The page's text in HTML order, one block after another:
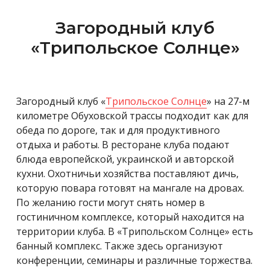
Загородный клуб
«Трипольское Солнце»
Загородный клуб «Трипольское Солнце» на 27-м
километре Обуховской трассы подходит как для
обеда по дороге, так и для продуктивного
отдыха и работы. В ресторане клуба подают
блюда европейской, украинской и авторской
кухни. Охотничьи хозяйства поставляют дичь,
которую повара готовят на мангале на дровах.
По желанию гости могут снять номер в
гостиничном комплексе, который находится на
территории клуба. В «Трипольском Солнце» есть
банный комплекс. Также здесь организуют
конференции, семинары и различные торжества.